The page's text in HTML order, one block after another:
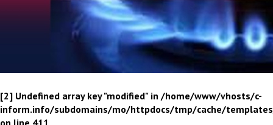
[2] Undefined array key "modified" in /home/www/vhosts/c-
inform.info/subdomains/mo/httpdocs/tmp/cache/